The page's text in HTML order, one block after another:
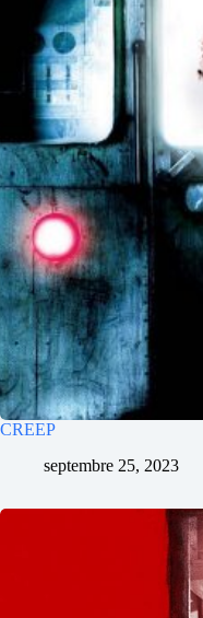
CREEP
septembre 25, 2023